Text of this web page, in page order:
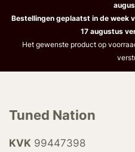
Bestellingen geplaatst in de week
17 augustus
Het gewenste product op
Tuned Nation
KVK 99447398